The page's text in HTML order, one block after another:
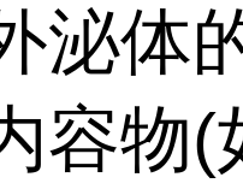
泌体
容物(